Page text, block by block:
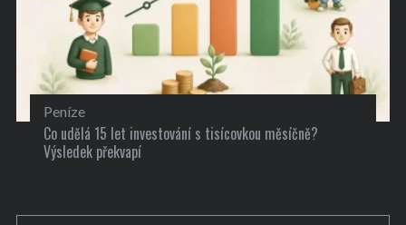
Peníze
Co udělá 15 let investování s tisícovkou měsíčně?
Výsledek překvapí